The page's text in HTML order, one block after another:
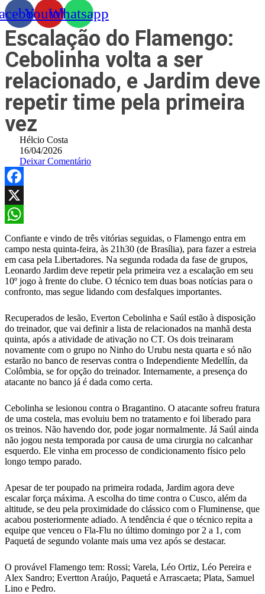
YoutubeWhatsapp
Escalação do Flamengo:
Cebolinha volta a ser
relacionado, e Jardim deve
repetir time pela primeira
vez
Hélcio Costa
16/04/2026
Deixar Comentário
Facebook
X
WhatsApp
Confiante e vindo de três vitórias seguidas, o Flamengo entra em
campo nesta quinta-feira, às 21h30 (de Brasília), para fazer a estreia
em casa pela Libertadores. Na segunda rodada da fase de grupos,
Leonardo Jardim deve repetir pela primeira vez a escalação em seu
10º jogo à frente do clube. O técnico tem duas boas notícias para o
confronto, mas segue lidando com desfalques importantes.
Recuperados de lesão, Everton Cebolinha e Saúl estão à disposição
do treinador, que vai definir a lista de relacionados na manhã desta
quinta, após a atividade de ativação no CT. Os dois treinaram
novamente com o grupo no Ninho do Urubu nesta quarta e só não
estarão no banco de reservas contra o Independiente Medellín, da
Colômbia, se for opção do treinador. Internamente, a presença do
atacante no banco já é dada como certa.
Cebolinha se lesionou contra o Bragantino. O atacante sofreu fratura
de uma costela, mas evoluiu bem no tratamento e foi liberado para
os treinos. Não havendo dor, pode jogar normalmente. Já Saúl ainda
não jogou nesta temporada por causa de uma cirurgia no calcanhar
esquerdo. Ele vinha em processo de condicionamento físico pelo
longo tempo parado.
Apesar de ter poupado na primeira rodada, Jardim agora deve
escalar força máxima. A escolha do time contra o Cusco, além da
altitude, se deu pela proximidade do clássico com o Fluminense, que
acabou posteriormente adiado. A tendência é que o técnico repita a
equipe que venceu o Fla-Flu no último domingo por 2 a 1, com
Paquetá de segundo volante mais uma vez após se destacar.
O provável Flamengo tem: Rossi; Varela, Léo Ortiz, Léo Pereira e
Alex Sandro; Evertton Araújo, Paquetá e Arrascaeta; Plata, Samuel
Lino e Pedro.